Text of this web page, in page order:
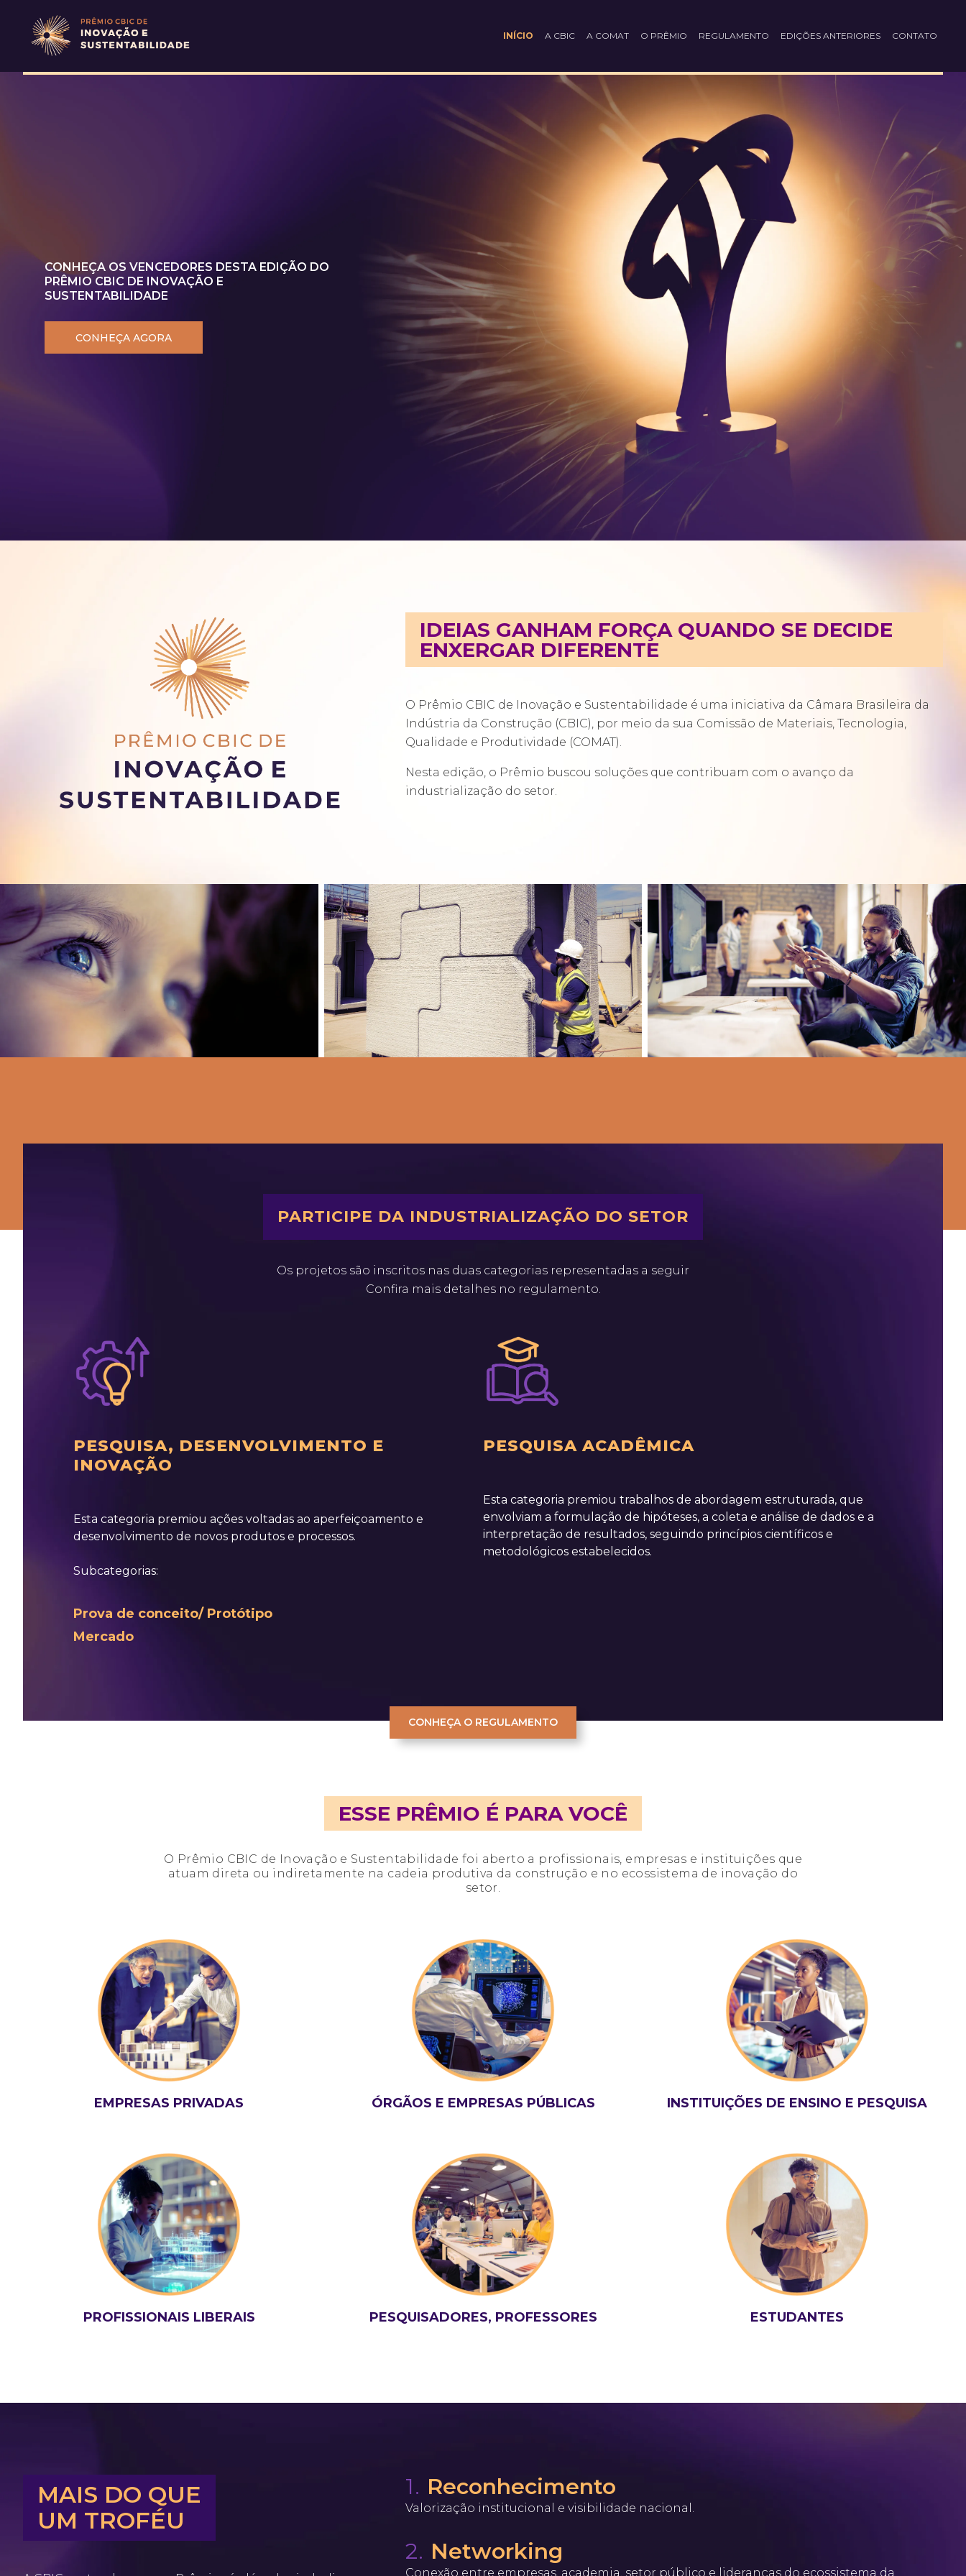
INÍCIO A CBIC A COMAT O PRÊMIO REGULAMENTO EDIÇÕES ANTERIORES CONTATO
CONHEÇA OS VENCEDORES DESTA EDIÇÃO DO
PRÊMIO CBIC DE INOVAÇÃO E
SUSTENTABILIDADE
CONHEÇA AGORA
IDEIAS GANHAM FORÇA QUANDO SE DECIDE
ENXERGAR DIFERENTE
O Prêmio CBIC de Inovação e Sustentabilidade é uma iniciativa da Câmara Brasileira da
Indústria da Construção (CBIC), por meio da sua Comissão de Materiais, Tecnologia,
Qualidade e Produtividade (COMAT).
Nesta edição, o Prêmio buscou soluções que contribuam com o avanço da
industrialização do setor.
PARTICIPE DA INDUSTRIALIZAÇÃO DO SETOR
Os projetos são inscritos nas duas categorias representadas a seguir
Confira mais detalhes no regulamento.
PESQUISA, DESENVOLVIMENTO E
INOVAÇÃO
Esta categoria premiou ações voltadas ao aperfeiçoamento e
desenvolvimento de novos produtos e processos.
Subcategorias:
Prova de conceito/ Protótipo
Mercado
PESQUISA ACADÊMICA
Esta categoria premiou trabalhos de abordagem estruturada, que
envolviam a formulação de hipóteses, a coleta e análise de dados e a
interpretação de resultados, seguindo princípios científicos e
metodológicos estabelecidos.
CONHEÇA O REGULAMENTO
ESSE PRÊMIO É PARA VOCÊ
O Prêmio CBIC de Inovação e Sustentabilidade foi aberto a profissionais, empresas e instituições que
atuam direta ou indiretamente na cadeia produtiva da construção e no ecossistema de inovação do
setor.
EMPRESAS PRIVADAS ÓRGÃOS E EMPRESAS PÚBLICAS INSTITUIÇÕES DE ENSINO E PESQUISA
PROFISSIONAIS LIBERAIS PESQUISADORES, PROFESSORES ESTUDANTES
MAIS DO QUE
UM TROFÉU
1. Reconhecimento
Valorização institucional e visibilidade nacional.
2. Networking
Conexão entre empresas, academia, setor público e lideranças do ecossistema da